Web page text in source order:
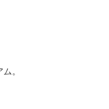
。